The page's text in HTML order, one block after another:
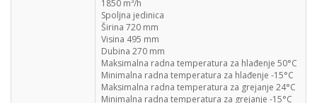
1850 m³/h
Spoljna jedinica
Širina 720 mm
Visina 495 mm
Dubina 270 mm
Maksimalna radna temperatura za hlađenje 50°C
Minimalna radna temperatura za hlađenje -15°C
Maksimalna radna temperatura za grejanje 24°C
Minimalna radna temperatura za grejanje -15°C